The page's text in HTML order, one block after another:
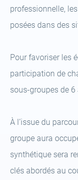
professionnelle,
posées dans des
Pour favoriser les
participation de
sous-groupes de 6
À l’issue du
groupe aura
synthétique sera
clés abordés au